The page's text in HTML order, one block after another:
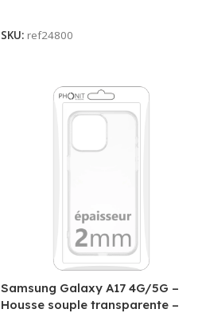
SKU: ref24800
Samsung Galaxy A17 4G/5G –
Housse souple transparente –